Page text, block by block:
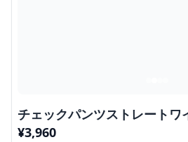
チェックパンツストレートワ
¥3,960